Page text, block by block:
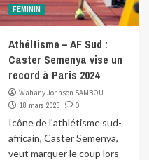
FEMININ
Athéltisme – AF Sud :
Caster Semenya vise un
record à Paris 2024
Wahany Johnson SAMBOU
18 mars 2023
0
Icône de l'athlétisme sud-
africain, Caster Semenya,
veut marquer le coup lors